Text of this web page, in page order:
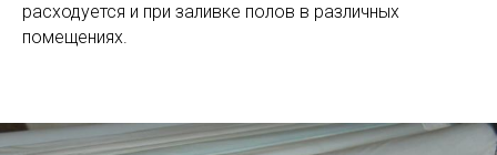
расходуется и при заливке полов в различных
помещениях.